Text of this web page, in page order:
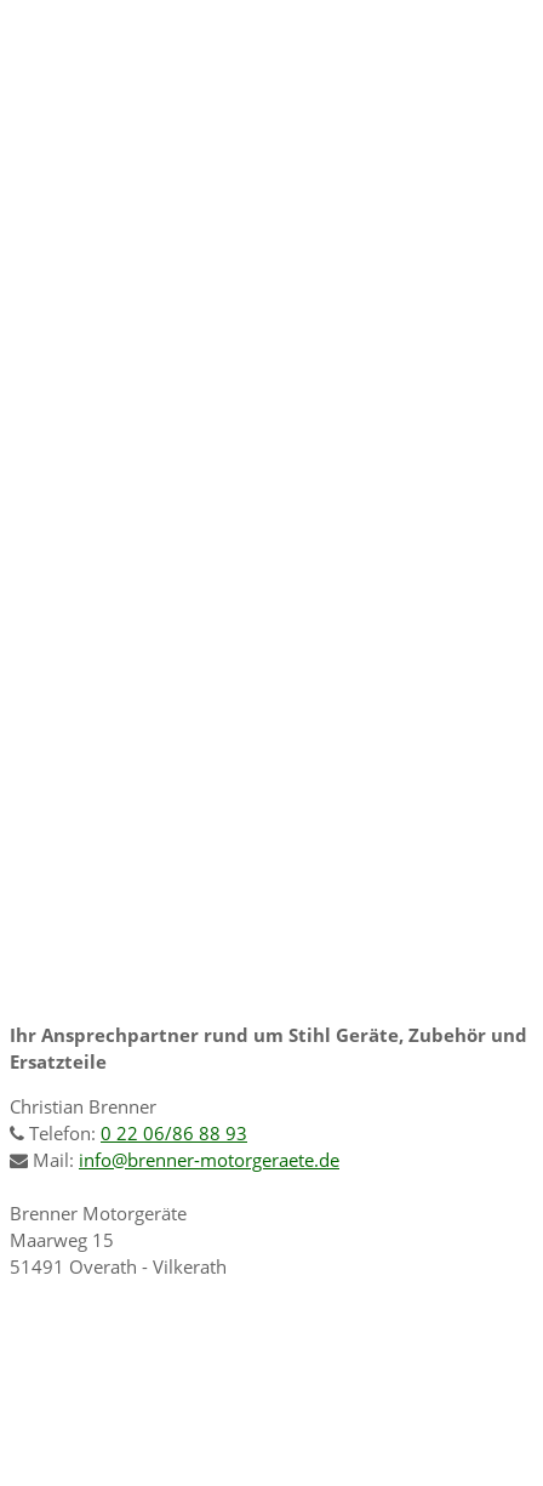
Ihr Ansprechpartner rund um Stihl Geräte, Zubehör und
Ersatzteile
Christian Brenner
Telefon: 0 22 06/86 88 93
Mail: info@brenner-motorgeraete.de
Brenner Motorgeräte
Maarweg 15
51491 Overath - Vilkerath